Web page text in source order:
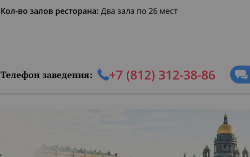
Кол-во залов ресторана: Два зала по 26 мест
Телефон заведения: +7 (812) 312-38-86